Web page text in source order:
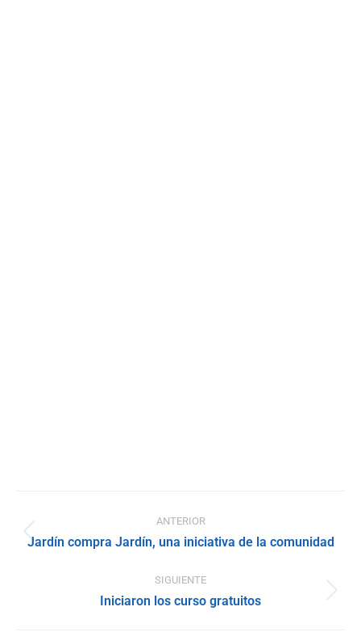
entre
ANTERIOR
Publicación
Jardín compra Jardín, una iniciativa de la comunidad
SIGUIENTE
Publicación
siguiente:
Iniciaron los curso gratuitos